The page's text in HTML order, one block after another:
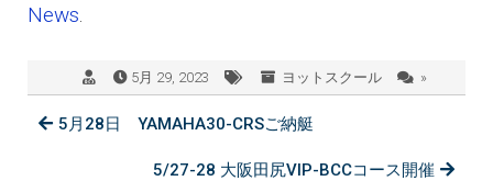
News.
5月 29, 2023 ヨットスクール »
5月28日 YAMAHA30-CRSご納艇
5/27-28 大阪田尻VIP-BCCコース開催